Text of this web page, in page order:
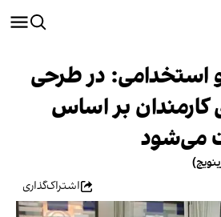
استخدامی: در طرحی
کارمندان بر اساس
می‌شود
اشتراک‌گذاری